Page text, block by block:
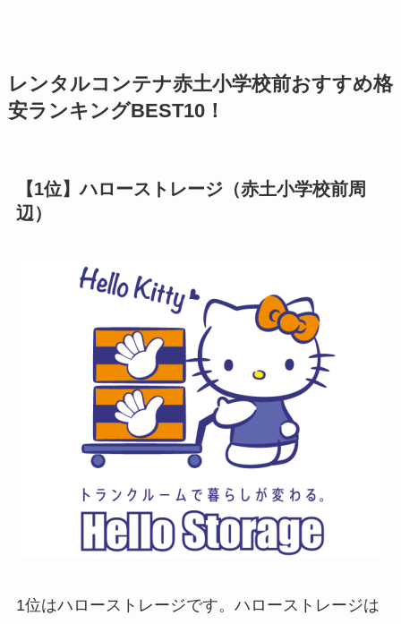
レンタルコンテナ赤土小学校前おすすめ格
安ランキングBEST10！
【1位】ハローストレージ（赤土小学校前周
辺）
1位はハローストレージです。ハローストレージは